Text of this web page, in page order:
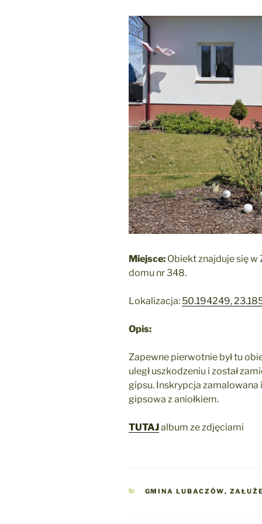
Miejsce: Obiekt znajduje się w
domu nr 348.
Lokalizacja: 50.194249,
Opis:
Zapewne pierwotnie był tu
uległ uszkodzeniu i został
gipsu. Inskrypcja zamalowana
gipsowa z aniołkiem.
TUTAJalbum ze zdjęciami
KATEGORIE
GMINA LUBACZÓW, ZAŁUŻE